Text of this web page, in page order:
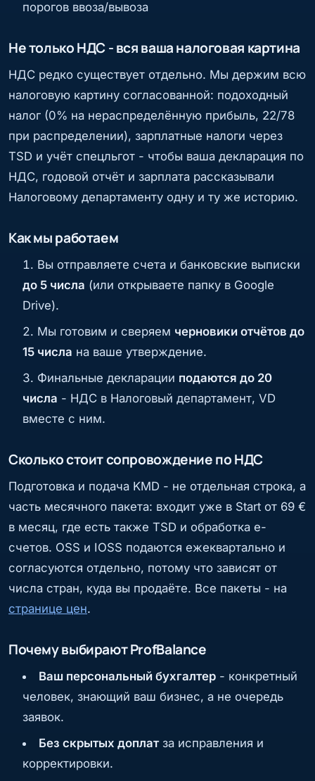
порогов ввоза/вывоза
Не только НДС - вся ваша налоговая картина
НДС редко существует отдельно. Мы держим всю
налоговую картину согласованной: подоходный
налог (0% на нераспределённую прибыль, 22/78
при распределении), зарплатные налоги через
TSD и учёт спецльгот - чтобы ваша декларация по
НДС, годовой отчёт и зарплата рассказывали
Налоговому департаменту одну и ту же историю.
Как мы работаем
Вы отправляете счета и банковские выписки
до 5 числа (или открываете папку в Google
Drive).
Мы готовим и сверяем черновики отчётов до
15 числа на ваше утверждение.
Финальные декларации подаются до 20
числа - НДС в Налоговый департамент, VD
вместе с ним.
Сколько стоит сопровождение по НДС
Подготовка и подача KMD - не отдельная строка, а
часть месячного пакета: входит уже в Start от 69 €
в месяц, где есть также TSD и обработка е-
счетов. OSS и IOSS подаются ежеквартально и
согласуются отдельно, потому что зависят от
числа стран, куда вы продаёте. Все пакеты - на
странице цен.
Почему выбирают ProfBalance
Ваш персональный бухгалтер- конкретный
человек, знающий ваш бизнес, а не очередь
заявок.
Без скрытых доплатза исправления и
корректировки.